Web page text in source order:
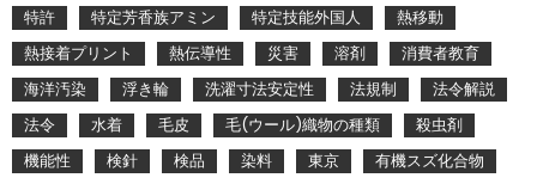
特許
特定芳香族アミン 特定技能外国人
熱移動
熱接着プリント
熱伝導性 災害 溶剤
消費者教育
海洋汚染
浮き輪 洗濯寸法安定性 法規制
法令解説
法令
水着 毛皮 毛(ウール)織物の種類
殺虫剤
機能性
検針 検品 染料 東京
有機スズ化合物